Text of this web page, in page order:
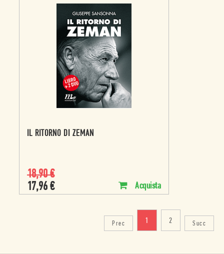
IL RITORNO DI ZEMAN
18,90€
17,96 € Acquista
Prec 1 2 Succ